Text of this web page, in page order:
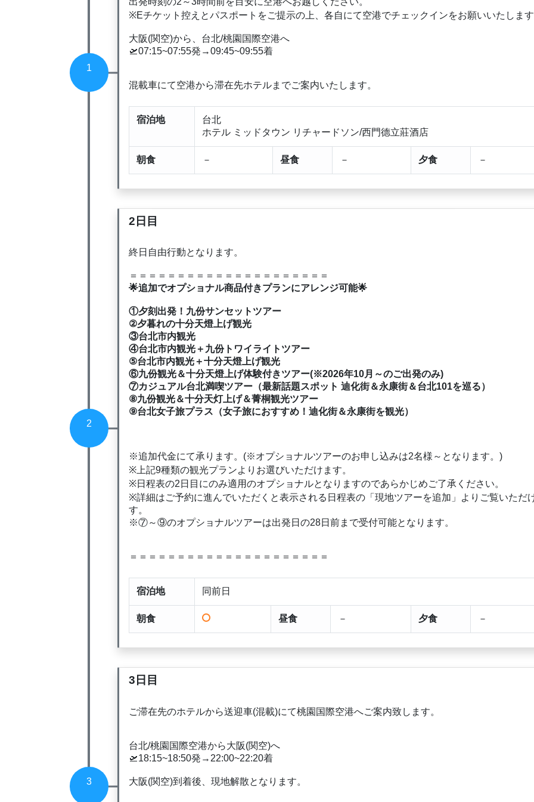
1
※Eチケット控えとパスポートをご提示の上、各自にて空港でチェックインをお願いいたしま
大阪(関空)から、台北/桃園国際空港へ
🛫07:15~07:55発→09:45~09:55着
混載車にて空港から滞在先ホテルまでご案内いたします。
宿泊地
台北
ホテル ミッドタウン リチャードソン/西門德立莊酒店
朝食 － 昼食 － 夕食 －
2
2日目
終日自由行動となります。
＝＝＝＝＝＝＝＝＝＝＝＝＝＝＝＝＝＝＝＝＝
🌟追加でオプショナル商品付きプランにアレンジ可能🌟
①夕刻出発！九份サンセットツアー
②夕暮れの十分天燈上げ観光
③台北市内観光
④台北市内観光＋九份トワイライトツアー
⑤台北市内観光＋十分天燈上げ観光
⑥九份観光＆十分天燈上げ体験付きツアー(※2026年10月～のご出発のみ)
⑦カジュアル台北満喫ツアー（最新話題スポット 迪化街＆永康街＆台北101を巡る）
⑧九份観光＆十分天灯上げ＆菁桐観光ツアー
⑨台北女子旅プラス（女子旅におすすめ！迪化街＆永康街を観光）
※追加代金にて承ります。(※オプショナルツアーのお申し込みは2名様～となります。)
※上記9種類の観光プランよりお選びいただけます。
※日程表の2日目にのみ適用のオプショナルとなりますのであらかじめご了承ください。
※詳細はご予約に進んでいただくと表示される日程表の「現地ツアーを追加」よりご覧いただ
す。
※⑦～⑨のオプショナルツアーは出発日の28日前まで受付可能となります。
＝＝＝＝＝＝＝＝＝＝＝＝＝＝＝＝＝＝＝＝＝
宿泊地 同前日
朝食 昼食 － 夕食 －
3
3日目
ご滞在先のホテルから送迎車(混載)にて桃園国際空港へご案内致します。
台北/桃園国際空港から大阪(関空)へ
🛫18:15~18:50発→22:00~22:20着
大阪(関空)到着後、現地解散となります。